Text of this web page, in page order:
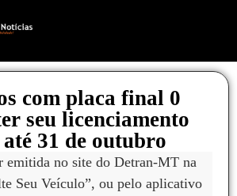
com placa final 0
seu licenciamento
31 de outubro
emitida no site do Detran-MT na
Seu Veículo”, ou pelo aplicativo